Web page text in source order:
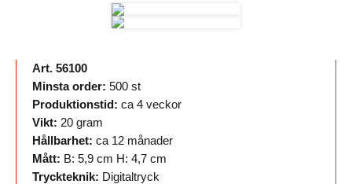
Art. 56100
Minsta order: 500 st
Produktionstid: ca 4 veckor
Vikt: 20 gram
Hållbarhet: ca 12 månader
Mått: B: 5,9 cm H: 4,7 cm
Tryckteknik: Digitaltryck